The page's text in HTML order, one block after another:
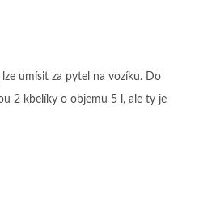
M
A
lze umísit za pytel na vozíku. Do
2 kbelíky o objemu 5 l, ale ty je